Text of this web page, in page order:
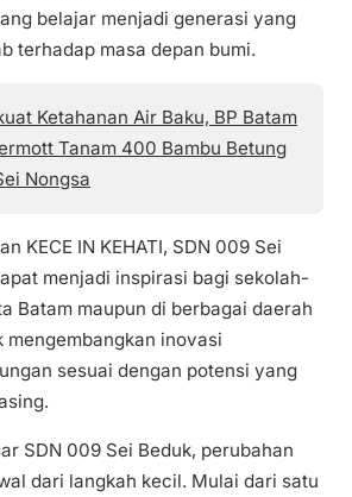
belajar menjadi generasi yang
terhadap masa depan bumi.
Ketahanan Air Baku, BP Batam
Tanam 400 Bambu Betung
Nongsa
KECE IN KEHATI, SDN 009 Sei
menjadi inspirasi bagi sekolah-
Batam maupun di berbagai daerah
mengembangkan inovasi
sesuai dengan potensi yang
SDN 009 Sei Beduk, perubahan
dari langkah kecil. Mulai dari satu